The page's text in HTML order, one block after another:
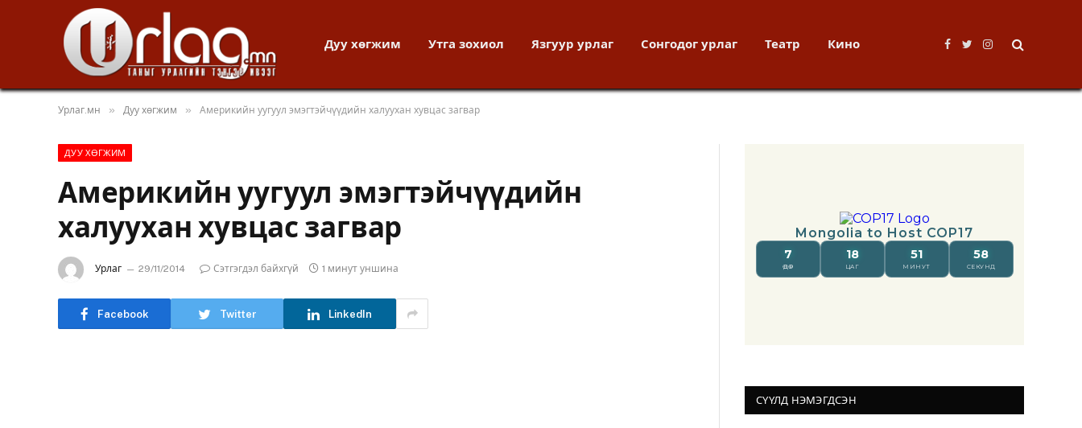
Дуу хөгжим Утга зохиол Язгуур урлаг Сонгодог урлаг Театр Кино
Facebook
TwitterInstagram
Урлаг.мн » Дуу хөгжим » Америкийн уугуул эмэгтэйчүүдийн халуухан хувцас загвар
ДУУ ХӨГЖИМ
Америкийн уугуул эмэгтэйчүүдийн
халуухан хувцас загвар
Урлаг 29/11/2014 Сэтгэгдэл байхгүй 1 минут уншина
Facebook Twitter LinkedIn
СҮҮЛД НЭМЭГДСЭН